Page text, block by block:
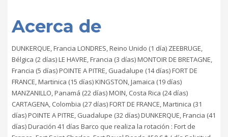
Acerca de
DUNKERQUE, Francia LONDRES, Reino Unido (1 día) ZEEBRUGE,
Bélgica (2 días) LE HAVRE, Francia (3 días) MONTOIR DE BRETAGNE,
Francia (5 días) POINTE A PITRE, Guadalupe (14 días) FORT DE
FRANCE, Martinica (15 días) KINGSTON, Jamaica (19 días)
MANZANILLO, Panamá (22 días) MOIN, Costa Rica (24 días)
CARTAGENA, Colombia (27 días) FORT DE FRANCE, Martinica (31
días) POINTE A PITRE, Guadalupe (32 días) DUNKERQUE, Francia (41
días) Duración 41 días Barco que realiza la rotación : Fort de